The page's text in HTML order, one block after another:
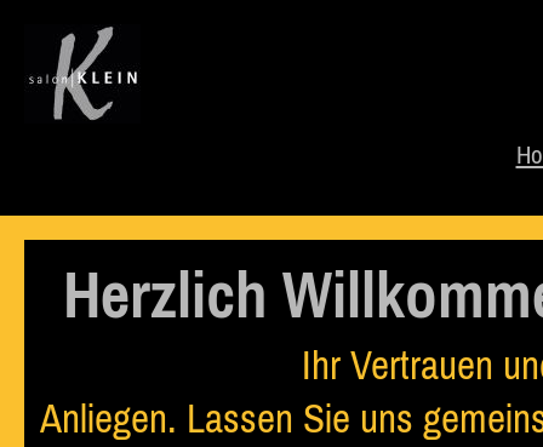
Herzlich
Ihr Vertrauen und Ihre
Anliegen. Lassen Sie uns